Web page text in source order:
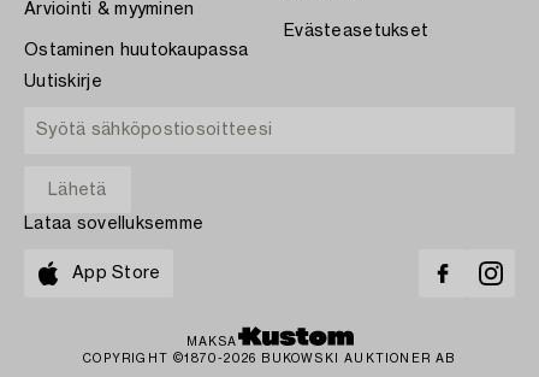
Arviointi & myyminen
Ostaminen huutokaupassa
Evästeasetukset
Uutiskirje
Lataa sovelluksemme
App Store
MAKSA
COPYRIGHT ©1870-2026 BUKOWSKI AUKTIONER AB